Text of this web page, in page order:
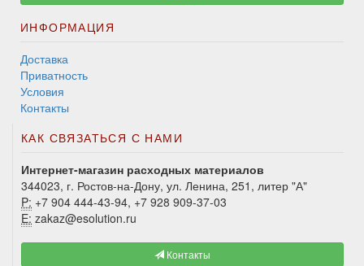
ИНФОРМАЦИЯ
Доставка
Приватность
Условия
Контакты
КАК СВЯЗАТЬСЯ С НАМИ
Интернет-магазин расходных материалов
344023, г. Ростов-на-Дону, ул. Ленина, 251, литер "А"
P: +7 904 444-43-94, +7 928 909-37-03
E: zakaz@esolution.ru
Контакты